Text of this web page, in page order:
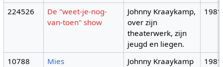
224526
De "weet-je-nog-
van-toen" show
Johnny Kraaykamp,
over zijn
theaterwerk, zijn
jeugd en liegen.
1981
10788 Mies
Johnny Kraaykamp
1981